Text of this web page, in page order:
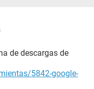
de descargas de
5842-google-